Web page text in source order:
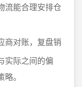
流能合理安排仓
商对账，复盘销
实际之间的偏
。